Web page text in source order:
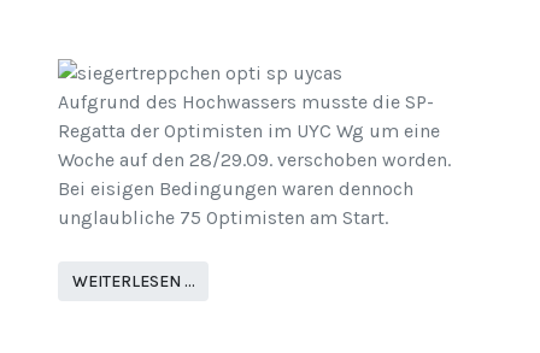
Aufgrund des Hochwassers musste die SP-
Regatta der Optimisten im UYC Wg um eine
Woche auf den 28/29.09. verschoben worden.
Bei eisigen Bedingungen waren dennoch
unglaubliche 75 Optimisten am Start.
WEITERLESEN …